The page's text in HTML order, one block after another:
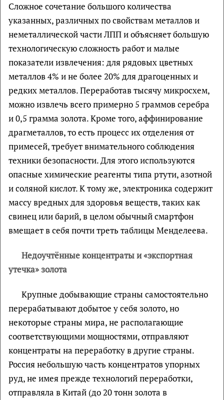
Сложное сочетание большого количества
указанных, различных по свойствам металлов и
неметаллической части ЛПП и объясняет большую
технологическую сложность работ и малые
показатели извлечения: для рядовых цветных
металлов 4% и не более 20% для драгоценных и
редких металлов. Переработав тысячу микросхем,
можно извлечь всего примерно 5 граммов серебра
и 0,5 грамма золота. Кроме того, аффинирование
драгметаллов, то есть процесс их отделения от
примесей, требует внимательного соблюдения
техники безопасности. Для этого используются
опасные химические реагенты типа ртути, азотной
и соляной кислот. К тому же, электроника содержит
массу вредных для здоровья веществ, таких как
свинец или барий, в целом обычный смартфон
вмещает в себя почти треть таблицы Менделеева.
Недоучтённые концентраты и «экспортная
утечка» золота
Крупные добывающие страны самостоятельно
перерабатывают добытое у себя золото, но
некоторые страны мира, не располагающие
соответствующими мощностями, отправляют
концентраты на переработку в другие страны.
Россия небольшую часть концентратов упорных
руд, не имея прежде технологий переработки,
отправляла в Китай (до 20 тонн золота в